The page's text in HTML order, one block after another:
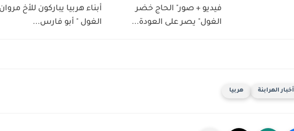
فيديو + صور" الحاج خضر
الغول" يصر على العودة...
أبناء هربيا يباركون للأخ
الغول " أبو فارس...
أخبار الهرابنة هربيا